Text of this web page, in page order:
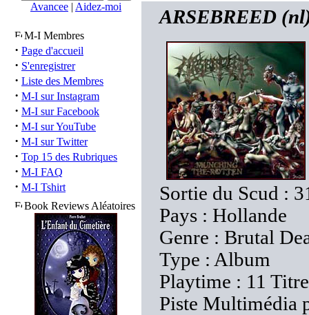
Avancee | Aidez-moi
M-I Membres
· Page d'accueil
· S'enregistrer
· Liste des Membres
· M-I sur Instagram
· M-I sur Facebook
· M-I sur YouTube
· M-I sur Twitter
· Top 15 des Rubriques
· M-I FAQ
· M-I Tshirt
Book Reviews Aléatoires
ARSEBREED
Sortie du Scud :
Pays : Hollande
Genre : Brutal
Type : Album
Playtime : 11
Piste Multimédia